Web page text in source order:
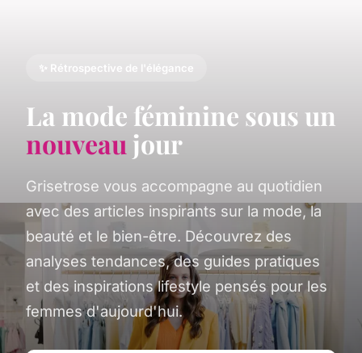
✨ Rétrospective de l'élégance
La mode féminine sous un
nouveau jour
Grisetrose vous accompagne au quotidien
avec des articles inspirants sur la mode, la
beauté et le bien-être. Découvrez des
analyses tendances, des guides pratiques
et des inspirations lifestyle pensés pour les
femmes d'aujourd'hui.